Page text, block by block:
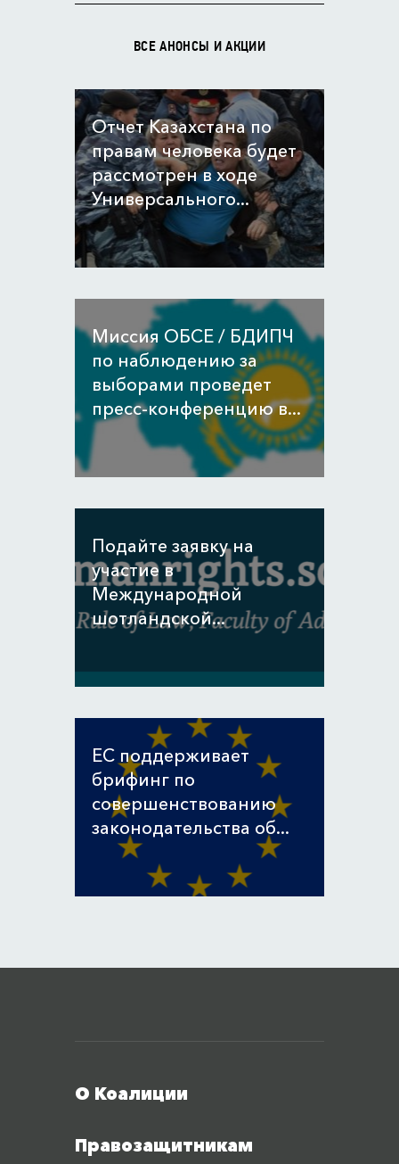
ВСЕ АНОНСЫ И АКЦИИ
Отчет Казахстана по
правам человека будет
рассмотрен в ходе
Универсального...
Миссия ОБСЕ / БДИПЧ
по наблюдению за
выборами проведет
пресс-конференцию в...
Подайте заявку на
участие в
Международной
шотландской...
ЕС поддерживает
брифинг по
совершенствованию
законодательства об...
О Коалиции
Правозащитникам